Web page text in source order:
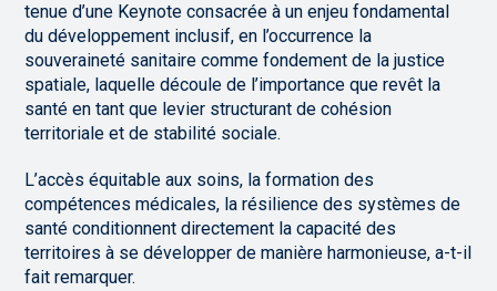
tenue d’une Keynote consacrée à un enjeu fondamental
du développement inclusif, en l’occurrence la
souveraineté sanitaire comme fondement de la justice
spatiale, laquelle découle de l’importance que revêt la
santé en tant que levier structurant de cohésion
territoriale et de stabilité sociale.
L’accès équitable aux soins, la formation des
compétences médicales, la résilience des systèmes de
santé conditionnent directement la capacité des
territoires à se développer de manière harmonieuse, a-t-il
fait remarquer.